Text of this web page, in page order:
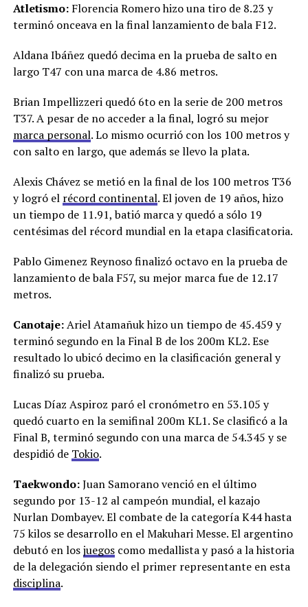
Atletismo:Florencia Romero hizo una tiro de 8.23 y
terminó onceava en la final lanzamiento de bala F12.
Aldana Ibáñez quedó decima en la prueba de salto en
largo T47 con una marca de 4.86 metros.
Brian Impellizzeri quedó 6to en la serie de 200 metros
T37. A pesar de no acceder a la final, logró su mejor
marca personal. Lo mismo ocurrió con los 100 metros y
con salto en largo, que además se llevo la plata.
Alexis Chávez se metió en la final de los 100 metros T36
y logró el récord continental. El joven de 19 años, hizo
un tiempo de 11.91, batió marca y quedó a sólo 19
centésimas del récord mundial en la etapa clasificatoria.
Pablo Gimenez Reynoso finalizó octavo en la prueba de
lanzamiento de bala F57, su mejor marca fue de 12.17
metros.
Canotaje:Ariel Atamañuk hizo un tiempo de 45.459 y
terminó segundo en la Final B de los 200m KL2. Ese
resultado lo ubicó decimo en la clasificación general y
finalizó su prueba.
Lucas Díaz Aspiroz paró el cronómetro en 53.105 y
quedó cuarto en la semifinal 200m KL1. Se clasificó a la
Final B, terminó segundo con una marca de 54.345 y se
despidió de Tokio.
Taekwondo:Juan Samorano venció en el último
segundo por 13-12 al campeón mundial, el kazajo
Nurlan Dombayev. El combate de la categoría K44 hasta
75 kilos se desarrollo en el Makuhari Messe. El argentino
debutó en losjuegoscomo medallista y pasó a la historia
de la delegación siendo el primer representante en esta
disciplina.